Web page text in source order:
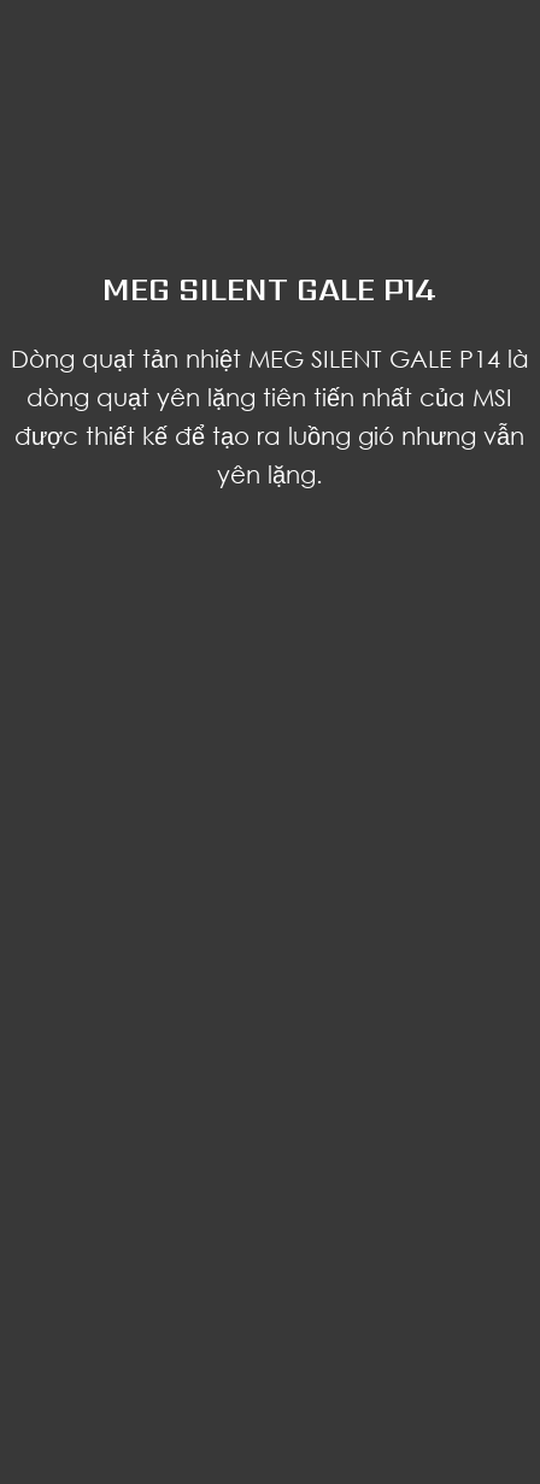
MEG SILENT GALE P14
Dòng quạt tản nhiệt MEG SILENT GALE P14 là
dòng quạt yên lặng tiên tiến nhất của MSI
được thiết kế để tạo ra luồng gió nhưng vẫn
yên lặng.